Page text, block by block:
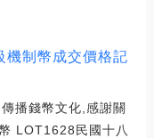
機制幣成交價格記
播錢幣文化,感謝關
LOT1628民國十八